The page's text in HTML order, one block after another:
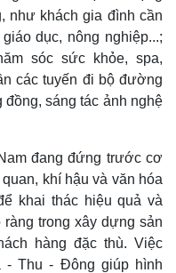
như khách gia đình cần
dục, nông nghiệp...;
sóc sức khỏe, spa,
các tuyến đi bộ đường
sáng tác ảnh nghệ
đang đứng trước cơ
khí hậu và văn hóa
khai thác hiệu quả và
trong xây dựng sản
hàng đặc thù. Việc
- Thu - Đông giúp hình